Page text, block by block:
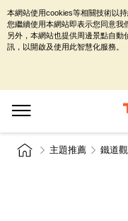
主題推薦 鐵道
本網站使用cookies等相關技術以
您繼續使用本網站即表示您同意我
另外，本網站也提供周邊景點自
訊，以開啟及使用此智慧化服務。